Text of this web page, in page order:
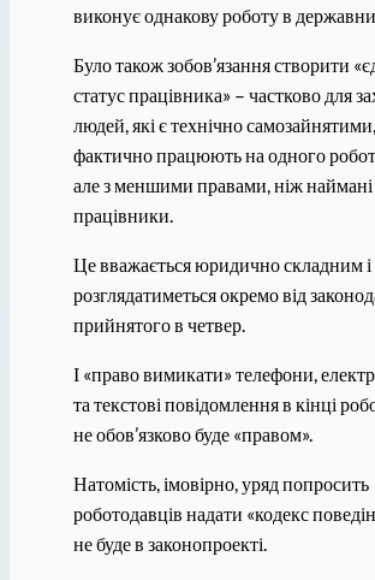
виконує однакову роботу в
Було також зобов’язання створити
статус працівника» – частково для
людей, які є технічно
фактично працюють на одного
але з меншими правами, ніж наймані
працівники.
Це вважається юридично складним і
розглядатиметься окремо від
прийнятого в четвер.
І «право вимикати» телефони,
та текстові повідомлення в кінці
не обов’язково буде «правом».
Натомість, імовірно, уряд попросить
роботодавців надати «кодекс
не буде в законопроекті.